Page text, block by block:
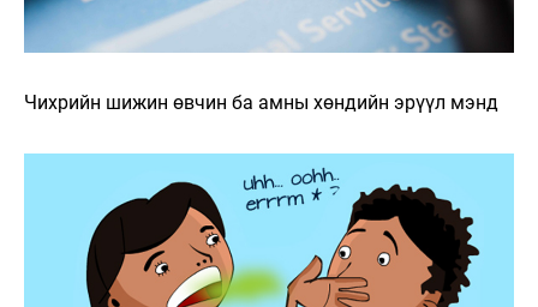
Чихрийн шижин өвчин ба амны хөндийн эрүүл мэнд